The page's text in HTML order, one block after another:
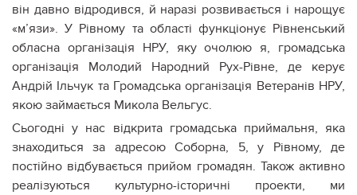
він давно відродився, й наразі розвивається і нарощує
«м’язи». У Рівному та області функціонує Рівненський
обласна організація НРУ, яку очолюю я, громадська
організація Молодий Народний Рух-Рівне, де керує
Андрій Ільчук та Громадська організація Ветеранів НРУ,
якою займається Микола Вельгус.
Сьогодні у нас відкрита громадська приймальня, яка
знаходиться за адресою Соборна, 5, у Рівному, де
постійно відбувається прийом громадян. Також активно
реалізуються культурно-історичні проекти, ми